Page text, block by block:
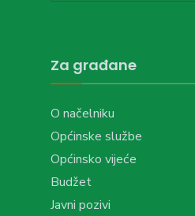
Za građane
O načelniku
Općinske službe
Općinsko vijeće
Budžet
Javni pozivi